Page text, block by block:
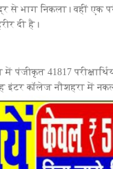
भाग निकला। वहीं एक
दी है।
41817
इंटर कॉलेज नौशहरा में